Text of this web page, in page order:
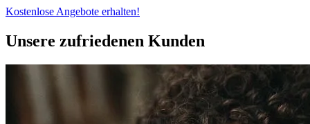
Kostenlose Angebote erhalten!
Unsere zufriedenen Kunden